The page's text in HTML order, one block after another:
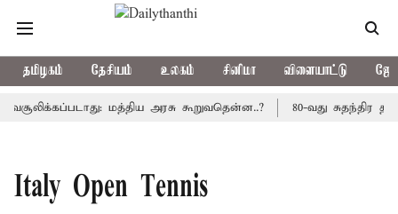
தமிழகம் தேசியம் உலகம் சினிமா விளையாட்டு
மத்திய அரசு கூறுவதென்ன..? 80-வது சுதந்திர
Italy Open Tennis